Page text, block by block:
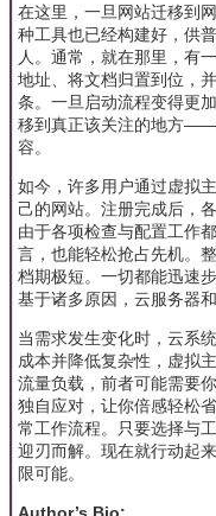
在这里，一旦网站迁移到
种工具也已经构建好，供
人。通常，就在那里，有
地址、将文档归置到位，
条。一旦启动流程变得更
移到真正该关注的地方——
容。
如今，许多用户通过虚拟
己的网站。注册完成后，
由于各项检查与配置工作
言，也能轻松抢占先机。
档期极短。一切都能迅速
基于诸多原因，云服务器
当需求发生变化时，云系
成本并降低复杂性，虚拟
流量负载，前者可能需要
独自应对，让你倍感轻松
常工作流程。只要选择与
迎刃而解。现在就行动起
限可能。